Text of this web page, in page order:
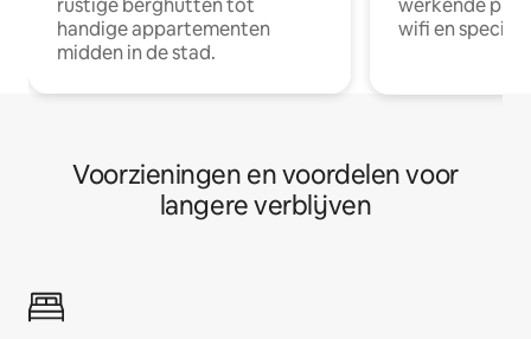
handige appartementen
midden in de stad.
wifi en
Voorzieningen en voordelen voor
langere verblijven